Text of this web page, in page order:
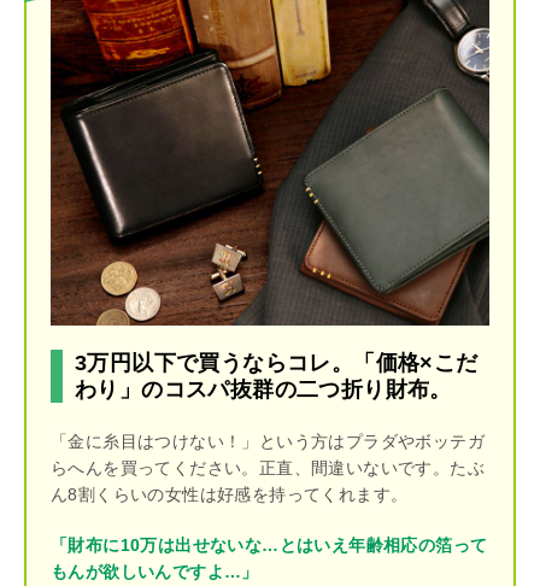
3万円以下で買うならコレ。「価格×こだ
わり」のコスパ抜群の二つ折り財布。
「金に糸目はつけない！」という方はプラダやボッテガ
らへんを買ってください。正直、間違いないです。たぶ
ん8割くらいの女性は好感を持ってくれます。
「財布に10万は出せないな…とはいえ年齢相応の箔って
もんが欲しいんですよ…」